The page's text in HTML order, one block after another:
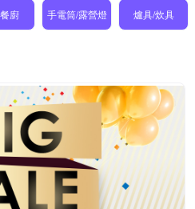
廚 手電筒/露營燈 爐具/炊具